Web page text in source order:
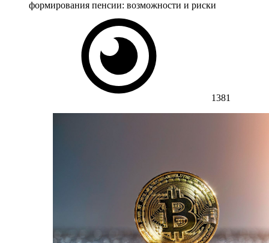
формирования пенсии: возможности и риски
1381